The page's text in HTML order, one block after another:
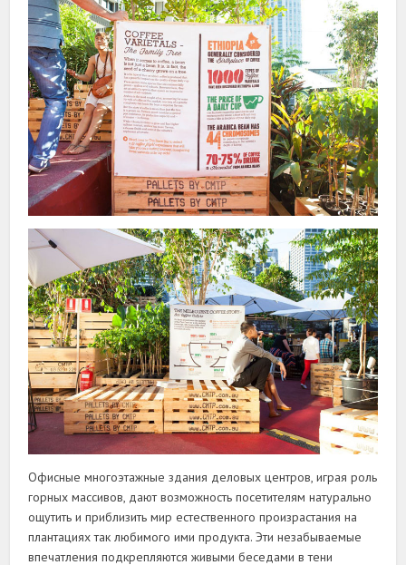
Офисные многоэтажные здания деловых центров, играя роль
горных массивов, дают возможность посетителям натурально
ощутить и приблизить мир естественного произрастания на
плантациях так любимого ими продукта. Эти незабываемые
впечатления подкрепляются живыми беседами в тени